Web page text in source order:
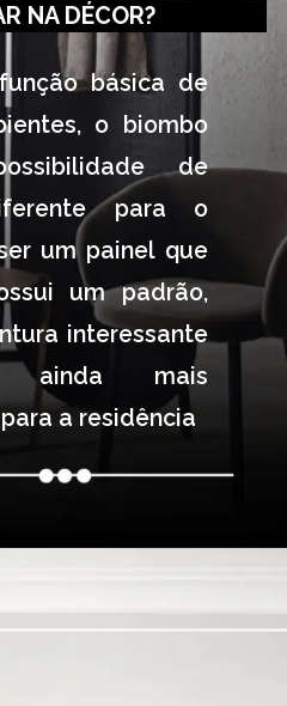
básica de
o biombo
de
para o
um painel que
um padrão,
interessante
ainda mais
a residência
NA DÉCOR?